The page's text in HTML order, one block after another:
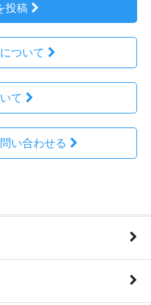
投稿
ついて
て
い合わせる